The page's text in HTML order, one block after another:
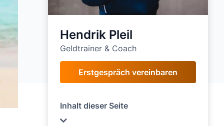
Hendrik Pleil
Geldtrainer & Coach
Erstgespräch vereinbaren
Inhalt dieser Seite